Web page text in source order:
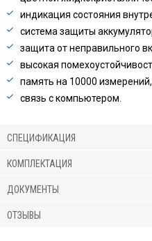
индикация состояния
система защиты
защита от неправильного
высокая
память на 10000
связь с компьютером.
СПЕЦИФИКАЦИЯ
КОМПЛЕКТАЦИЯ
ДОКУМЕНТЫ
ОТЗЫВЫ